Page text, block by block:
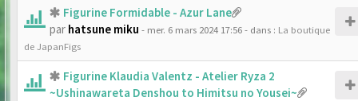
Figurine Formidable - Azur Lane
par hatsune miku - mer. 6 mars 2024 17:56- dans : La boutique
de JapanFigs
Figurine Klaudia Valentz - Atelier Ryza 2
~Ushinawareta Denshou to Himitsu no Yousei~